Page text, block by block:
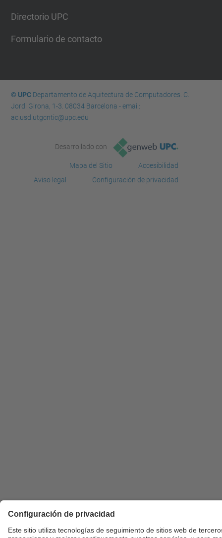
Directorio UPC
Formulario de contacto
© UPCDepartamento de Aquitectura de Computadores. C.
Jordi Girona, 1-3. 08034 Barcelona - email:
ac.usd.utgcntic@upc.edu
Desarrollado con
Mapa del Sitio
Accesibilidad
Aviso legal
Configuración de privacidad